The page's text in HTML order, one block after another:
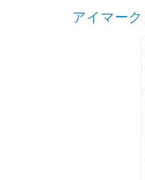
アイマーク